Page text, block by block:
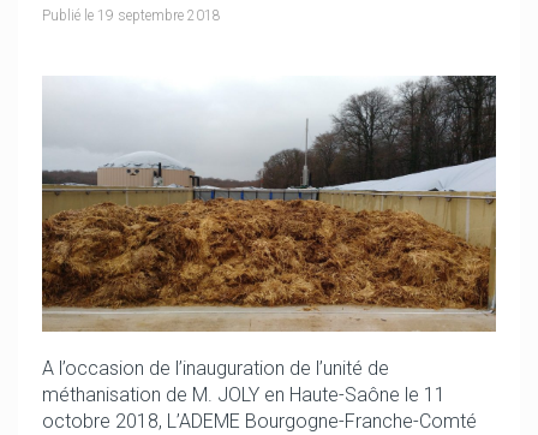
Publié le 19 septembre 2018
A l’occasion de l’inauguration de l’unité de
méthanisation de M. JOLY en Haute-Saône le 11
octobre 2018, L’ADEME Bourgogne-Franche-Comté